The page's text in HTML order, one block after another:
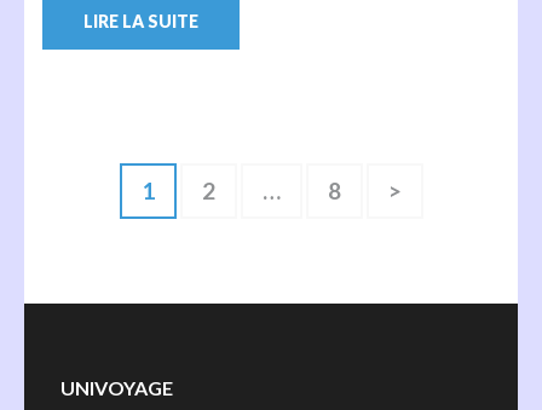
LIRE LA SUITE
Pagination
Page
1 Page
2 … Page
8 >
UNIVOYAGE